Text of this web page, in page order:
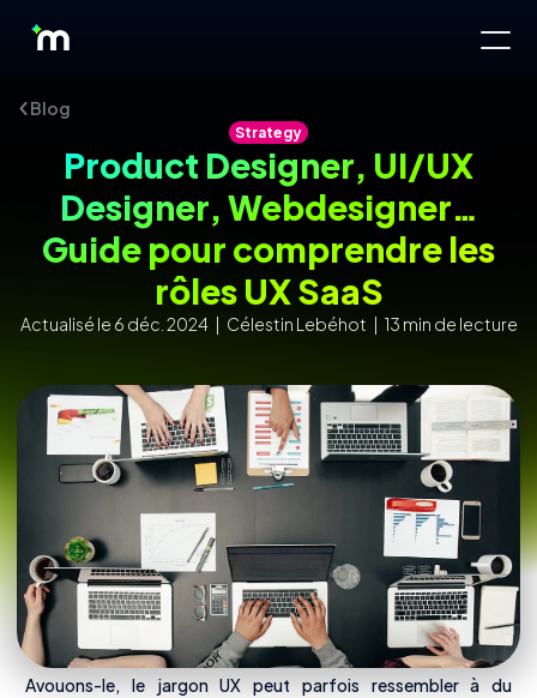
Blog
Strategy
Product Designer, UI/UX
Designer, Webdesigner…
Guide pour comprendre les
rôles UX SaaS
Actualisé le 6 déc. 2024 | Célestin Lebéhot | 13 min de lecture
Avouons-le, le jargon UX peut parfois ressembler à du